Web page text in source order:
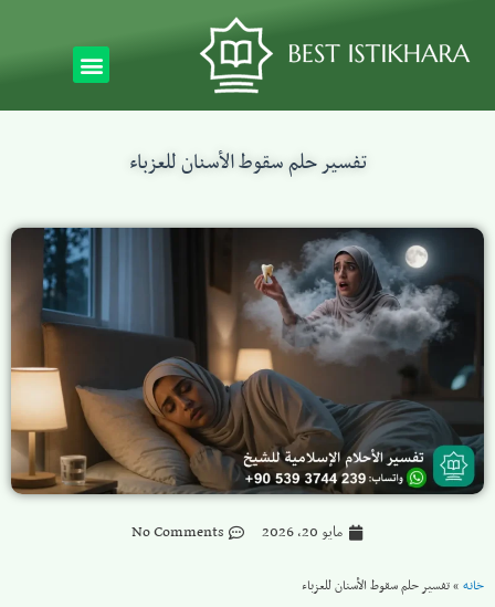
تفسير حلم سقوط الأسنان للعزباء
مايو 20, 2026 No Comments
خانه »تفسير حلم سقوط الأسنان للعزباء